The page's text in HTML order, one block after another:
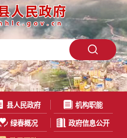
县人民政府 机构职能
绿春概况 政府信息公开